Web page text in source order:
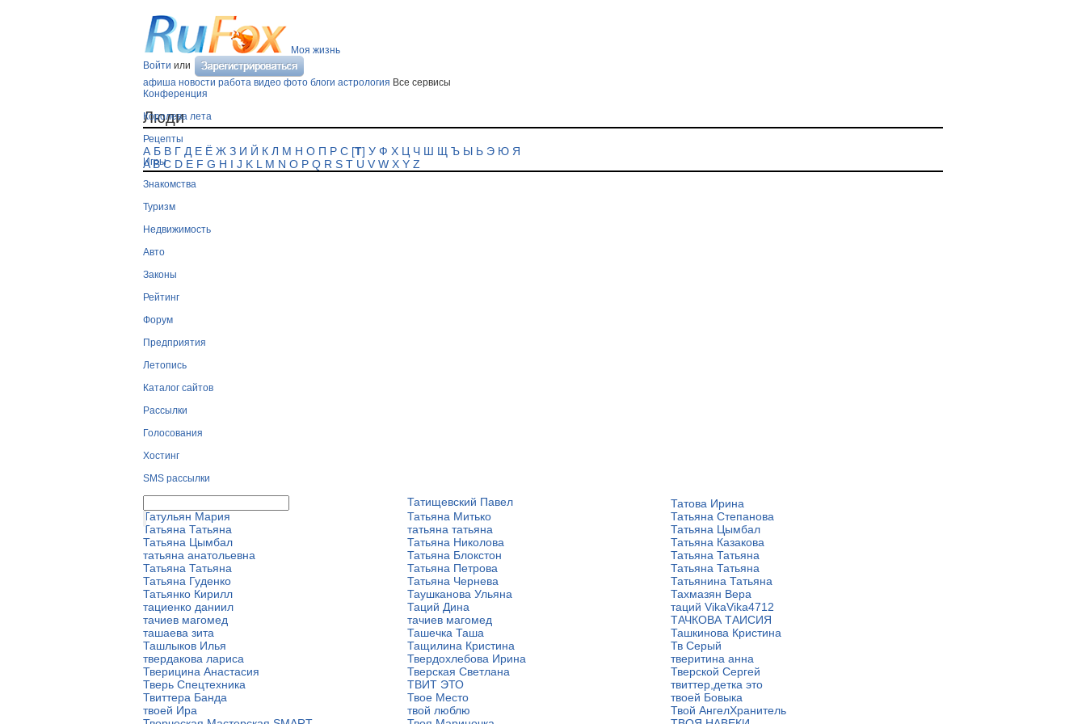
Моя жизнь
Войти или
афиша новости работа видео фото блоги астрология Все сервисы
Конференция
Королева лета
Рецепты
Игры
Знакомства
Туризм
Недвижимость
Авто
Законы
Рейтинг
Форум
Предприятия
Летопись
Каталог сайтов
Рассылки
Голосования
Хостинг
SMS рассылки
Люди
А Б В Г Д Е Ё Ж З И Й К Л М Н О П Р С [Т] У Ф Х Ц Ч Ш Щ Ъ Ы Ь Э Ю Я
A B C D E F G H I J K L M N O P Q R S T U V W X Y Z
Татищевский Павел
Татова Ирина
Татульян Мария
Татьяна Митько
Татьяна Степанова
Татьяна Татьяна
татьяна татьяна
Татьяна Цымбал
Татьяна Цымбал
Татьяна Николова
Татьяна Казакова
татьяна анатольевна
Татьяна Блокстон
Татьяна Татьяна
Татьяна Татьяна
Татьяна Петрова
Татьяна Татьяна
Татьяна Гуденко
Татьяна Чернева
Татьянина Татьяна
Татьянко Кирилл
Таушканова Ульяна
Тахмазян Вера
тациенко даниил
Таций Дина
таций VikaVika4712
тачиев магомед
тачиев магомед
ТАЧКОВА ТАИСИЯ
ташаева зита
Ташечка Таша
Ташкинова Кристина
Ташлыков Илья
Тащилина Кристина
Тв Серый
твердакова лариса
Твердохлебова Ирина
тверитина анна
Тверицина Анастасия
Тверская Светлана
Тверской Сергей
Тверь Спецтехника
ТВИТ ЭТО
твиттер,детка это
Твиттера Банда
Твое Место
твоей Бовыка
твоей Ира
твой люблю
Твой АнгелХранитель